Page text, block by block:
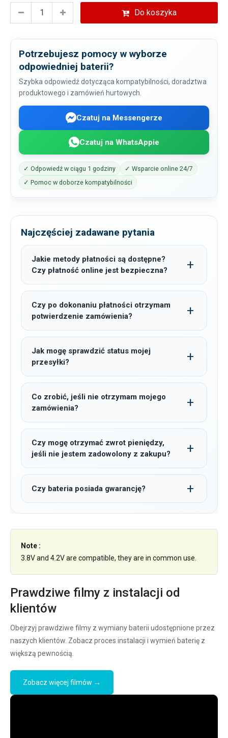
Do koszyka
Potrzebujesz pomocy w wyborze
odpowiedniej baterii?
Szybka odpowiedź dotycząca kompatybilności, doradztwa
produktowego i zamówień hurtowych.
Czatuj na Messengerze
Czatuj na WhatsAppie
✓ Odpowiedź w ciągu 1 godziny
✓ Wsparcie online 24/7
✓ Pomoc w doborze kompatybilności
Najczęściej zadawane pytania
Jakie metody płatności są dostępne?
Czy płatność online jest bezpieczna?
Czy po dokonaniu płatności otrzymam
potwierdzenie zamówienia?
Jak mogę sprawdzić status mojej
przesyłki?
Co zrobić, jeśli nie otrzymam mojego
zamówienia?
Czy mogę otrzymać zwrot pieniędzy,
jeśli nie jestem zadowolony z zakupu?
Czy bateria posiada gwarancję?
Note :
3.8V and 4.2V are compatible, they are in common use.
Prawdziwe filmy z instalacji od
klientów
Obejrzyj prawdziwe filmy z wymiany baterii udostępnione przez
naszych klientów. Zobacz proces instalacji i wymień baterię z
większą pewnością.
Zobacz więcej filmów →